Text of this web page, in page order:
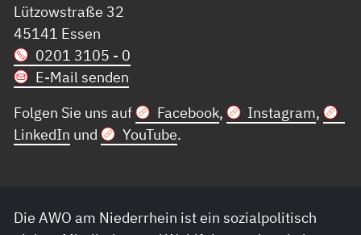
Lützowstraße 32
45141 Essen
0201 3105 - 0
E-Mail senden
Folgen Sie uns auf
Facebook, Instagram,
LinkedIn und YouTube.
Die AWO am Niederrhein ist ein sozialpolitisch